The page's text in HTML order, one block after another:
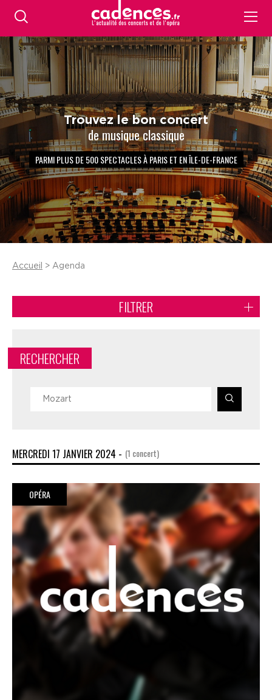
Trouvez le bon concert
de musique classique
PARMI PLUS DE 500 SPECTACLES À PARIS ET EN ÎLE-DE-FRANCE
Accueil > Agenda
MERCREDI 17 JANVIER 2024 - (1 concert)
OPÉRA
FILTRER
RECHERCHER